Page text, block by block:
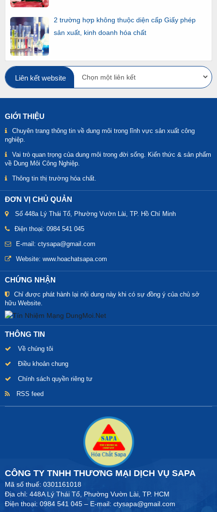
2 trường hợp không thuộc diện cấp Giấy phép
sản xuất, kinh doanh hóa chất
Liên kết website
GIỚI THIỆU
Chuyên trang thông tin về dung môi trong lĩnh vực sản xuất công
nghiệp.
Vai trò quan trọng của dung môi trong đời sống. Kiến thức & sản phẩm
về Dung Môi Công Nghiệp.
Thông tin thị trường hóa chất.
ĐƠN VỊ CHỦ QUẢN
Số 448a Lý Thái Tổ, Phường Vườn Lài, TP. Hồ Chí Minh
Điện thoại: 0984 541 045
E-mail: ctysapa@gmail.com
Website: www.hoachatsapa.com
CHỨNG NHẬN
Chỉ được phát hành lại nội dung này khi có sự đồng ý của chủ sở
hữu Website.
THÔNG TIN
Về chúng tôi
Điều khoản chung
Chính sách quyền riêng tư
RSS feed
CÔNG TY TNHH THƯƠNG MẠI DỊCH VỤ SAPA
Mã số thuế: 0301161018
Địa chỉ: 448A Lý Thái Tổ, Phường Vườn Lài, TP. HCM
Điện thoại: 0984 541 045 – E-mail: ctysapa@gmail.com